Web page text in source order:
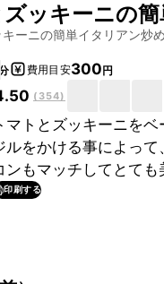
ズッキーニの
キーニの簡単イタリアン炒め
費用目安300円
( 354)
トとズッキーニをベ
ルをかける事によっ
ンもマッチしてとても
印刷する